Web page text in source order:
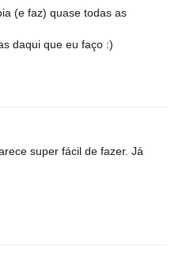
(e faz) quase todas as
daqui que eu faço :)
super fácil de fazer. Já